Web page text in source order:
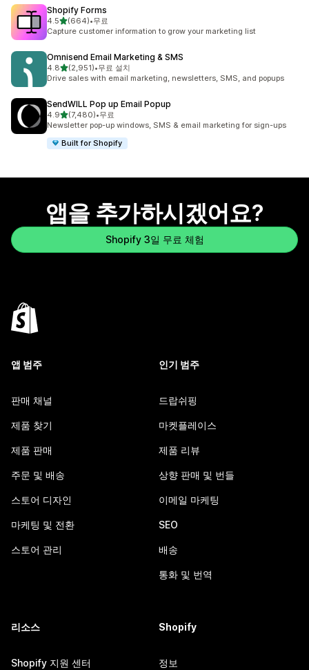
Shopify Forms
4.5별 5개 중
(664)
총 리뷰 664개
•무료
Capture customer information to grow your marketing list
Omnisend Email Marketing & SMS
4.8별 5개 중
(2,951)
총 리뷰 2951개
•무료 설치
Drive sales with email marketing, newsletters, SMS, and popups
SendWILL Pop up Email Popup
4.9별 5개 중
(7,480)
총 리뷰 7480개
•무료
Newsletter pop-up windows, SMS & email marketing for sign-ups
Built for Shopify
앱을 추가하시겠어요?
Shopify 3일 무료 체험
앱 범주
판매 채널
제품 찾기
제품 판매
주문 및 배송
스토어 디자인
마케팅 및 전환
스토어 관리
인기 범주
드랍쉬핑
마켓플레이스
제품 리뷰
상향 판매 및 번들
이메일 마케팅
SEO
배송
통화 및 번역
리소스
Shopify 지원 센터
Shopify
정보